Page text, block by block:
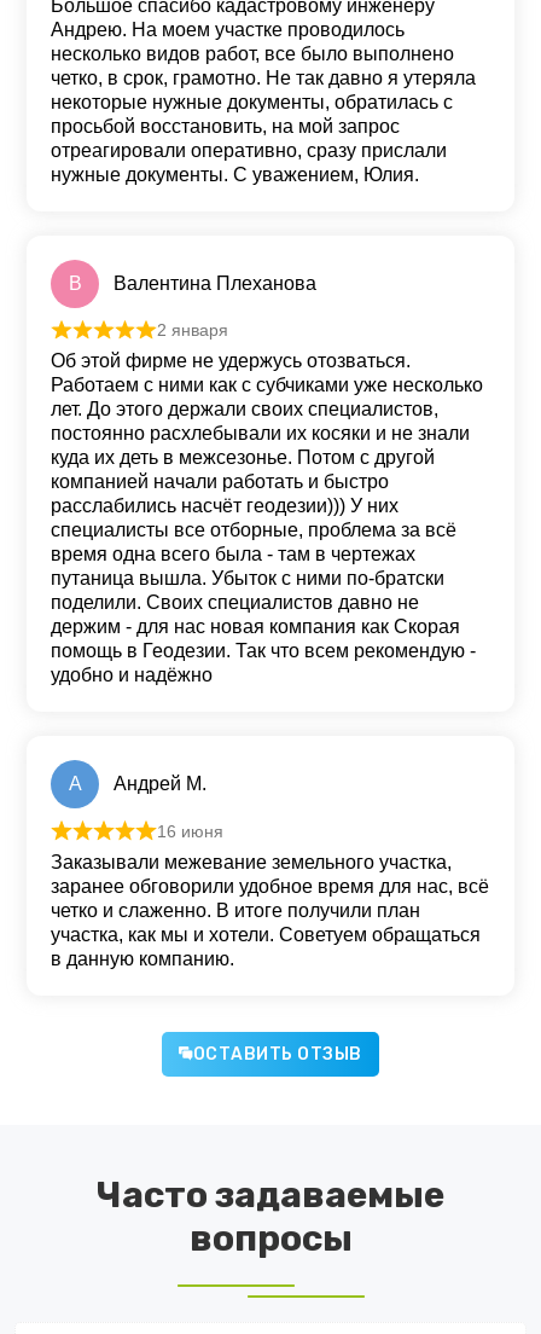
Большое спасибо кадастровому инженеру
Андрею. На моем участке проводилось
несколько видов работ, все было выполнено
четко, в срок, грамотно. Не так давно я утеряла
некоторые нужные документы, обратилась с
просьбой восстановить, на мой запрос
отреагировали оперативно, сразу прислали
нужные документы. С уважением, Юлия.
В Валентина Плеханова
Оценка из 5
2 января
Об этой фирме не удержусь отозваться.
Работаем с ними как с субчиками уже несколько
лет. До этого держали своих специалистов,
постоянно расхлебывали их косяки и не знали
куда их деть в межсезонье. Потом с другой
компанией начали работать и быстро
расслабились насчёт геодезии))) У них
специалисты все отборные, проблема за всё
время одна всего была - там в чертежах
путаница вышла. Убыток с ними по-братски
поделили. Своих специалистов давно не
держим - для нас новая компания как Скорая
помощь в Геодезии. Так что всем рекомендую -
удобно и надёжно
А Андрей М.
Оценка5 из 5
16 июня
Заказывали межевание земельного участка,
заранее обговорили удобное время для нас, всë
четко и слаженно. В итоге получили план
участка, как мы и хотели. Советуем обращаться
в данную компанию.
ОСТАВИТЬ ОТЗЫВ
Часто задаваемые
вопросы